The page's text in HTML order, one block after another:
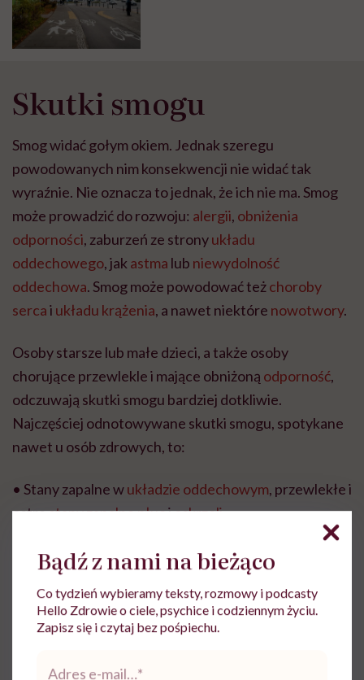
Skutki smogu
Smog widać gołym okiem. Jednak szeregu
powodowanych nim konsekwencji nie widać tak
wyraźnie. Nie oznacza to jednak, że ich nie ma. Smog
może prowadzić do rozwoju: alergii, obniżenia
odporności, zaburzeń ze stronyukładu
oddechowego, jak astma lub niewydolność
oddechowa. Smog może powodować teżchoroby
sercai układu krążenia, a nawet niektóre nowotwory.
Osoby starsze lub małe dzieci, a także osoby
chorujące przewlekle i mające obniżoną odporność,
odczuwają skutki smogu bardziej dotkliwie.
Najczęściej odnotowywane skutki smogu, spotykane
nawet u osób zdrowych, to:
• Stany zapalne wukładzie oddechowym, przewlekłe i
ostrestany zapalne płucioskrzeli
Stany zapalne w organizmie
Przewlekłe zmęczenie
Pogorszenie kondycji
Bądź z nami na bieżąco
Co tydzień wybieramy teksty, rozmowy i podcasty
Hello Zdrowie o ciele, psychice i codziennym życiu.
Zapisz się i czytaj bez pośpiechu.